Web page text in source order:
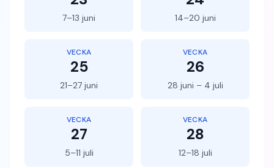
7–13 juni 14–20 juni
VECKA
25
21–27 juni
VECKA
26
28 juni – 4 juli
VECKA
27
5–11 juli
VECKA
28
12–18 juli